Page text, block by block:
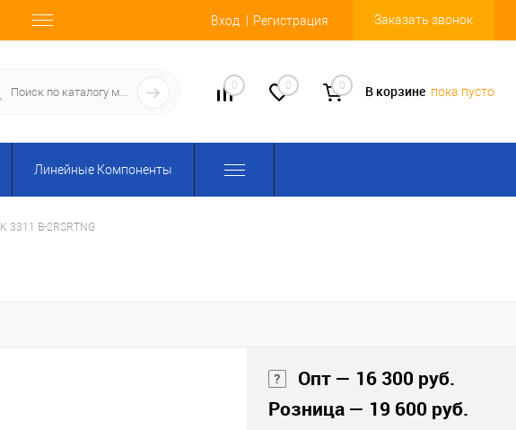
Вход Регистрация Заказать звонок
0 0 0 В корзине пока пусто
Линейные Компоненты
3311 B-2RSRTNG
Опт — 16 300 руб.
Розница — 19 600 руб.